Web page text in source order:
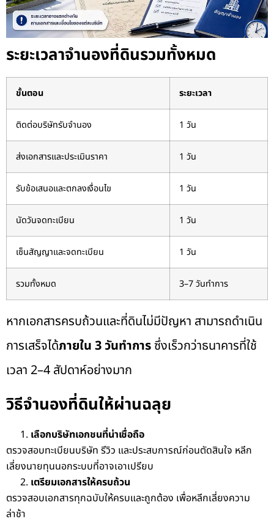
ระยะเวลาจำนองที่ดินรวมทั้งหมด
ขั้นตอน ระยะเวลา
ติดต่อบริษัทรับจำนอง 1 วัน
ส่งเอกสารและประเมินราคา 1 วัน
รับข้อเสนอและตกลงเงื่อนไข 1 วัน
นัดวันจดทะเบียน 1 วัน
เซ็นสัญญาและจดทะเบียน 1 วัน
รวมทั้งหมด 3–7 วันทำการ
หากเอกสารครบถ้วนและที่ดินไม่มีปัญหา สามารถดำเนิน
การเสร็จได้ภายใน 3 วันทำการซึ่งเร็วกว่าธนาคารที่ใช้
เวลา 2–4 สัปดาห์อย่างมาก
วิธีจำนองที่ดินให้ผ่านฉลุย
เลือกบริษัทเอกชนที่น่าเชื่อถือ
ตรวจสอบทะเบียนบริษัท รีวิว และประสบการณ์ก่อนตัดสินใจ หลีก
เลี่ยงนายทุนนอกระบบที่อาจเอาเปรียบ
เตรียมเอกสารให้ครบถ้วน
ตรวจสอบเอกสารทุกฉบับให้ครบและถูกต้อง เพื่อหลีกเลี่ยงความ
ล่าช้า